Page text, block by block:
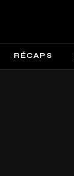
RÉCAPS